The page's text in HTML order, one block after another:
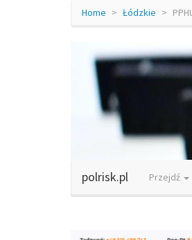
Home Łódzkie
polrisk.pl Przejdź